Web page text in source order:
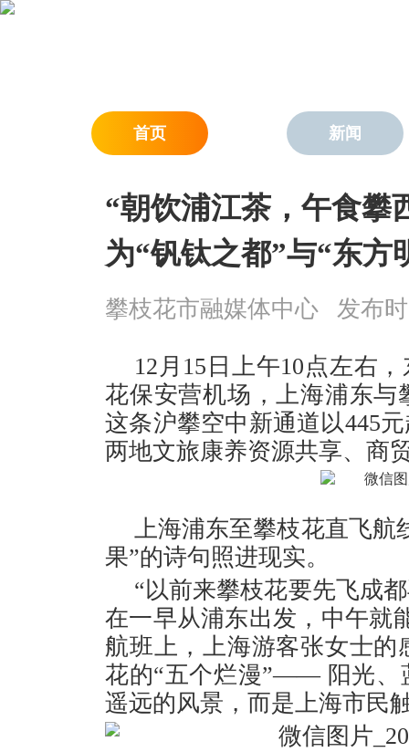
首页 新闻
“朝饮浦江茶，午食
为“钒钛之都”与“东方
攀枝花市融媒体中心 发布
12月15日上午10点左右
花保安营机场，上海浦东
这条沪攀空中新通道以445
两地文旅康养资源共享、商
上海浦东至攀枝花直飞航
果”的诗句照进现实。
“以前来攀枝花要先飞成
在一早从浦东出发，中午就
航班上，上海游客张女士
花的“五个烂漫”—— 阳光、
遥远的风景，而是上海市民